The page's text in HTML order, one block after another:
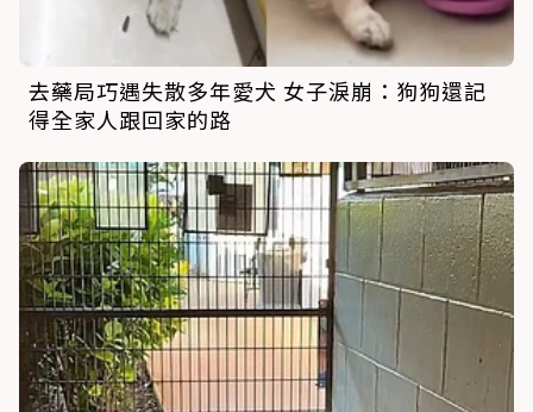
去藥局巧遇失散多年愛犬 女子淚崩：狗狗還記
得全家人跟回家的路